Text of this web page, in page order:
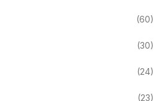
(60)
(30)
(24)
(23)